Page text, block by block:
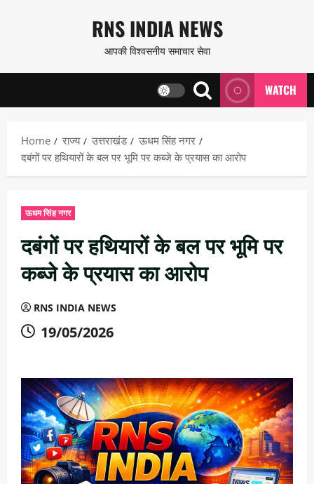
content
RNS INDIA NEWS
आपकी विश्वसनीय समाचार सेवा
WATCH
Home राज्य उत्तराखंड
ऊधम सिंह नगर
दबंगों पर हथियारों के बल पर भूमि पर कब्जे के प्रयास का आरोप
ऊधम सिंह नगर
दबंगों पर हथियारों के बल पर भूमि पर
कब्जे के प्रयास का आरोप
RNS INDIA NEWS
19/05/2026